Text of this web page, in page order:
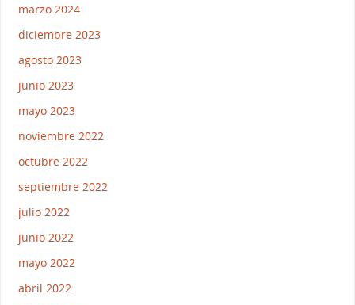
marzo 2024
diciembre 2023
agosto 2023
junio 2023
mayo 2023
noviembre 2022
octubre 2022
septiembre 2022
julio 2022
junio 2022
mayo 2022
abril 2022